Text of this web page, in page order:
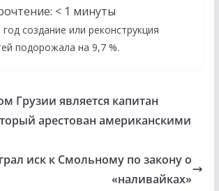
< 1 минуты
создание или реконструкция
подорожала на 9,7 %.
Грузии является капитан
арестован американскими
иск к Смольному по закону о
«наливайках»